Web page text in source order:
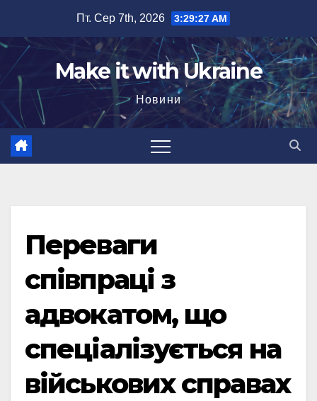
вмісту
Пт. Сер 7th, 2026 3:29:28 AM
Make it with Ukraine
Новини
Переваги
співпраці з
адвокатом, що
спеціалізується на
військових справах